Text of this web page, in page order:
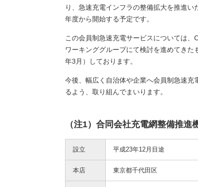
り、急速充電インフラの整備拡大を推進
年度から開始する予定です。
この会員制急速充電サービスについては
ワーキンググループにて検討を進めてき
年3月）しております。
今後、幅広く自治体や企業へ会員制急速
るよう、取り組んでまいります。
（注1）合同会社充電網整備推進
設立 平成23年12月目途
本店 東京都千代田区